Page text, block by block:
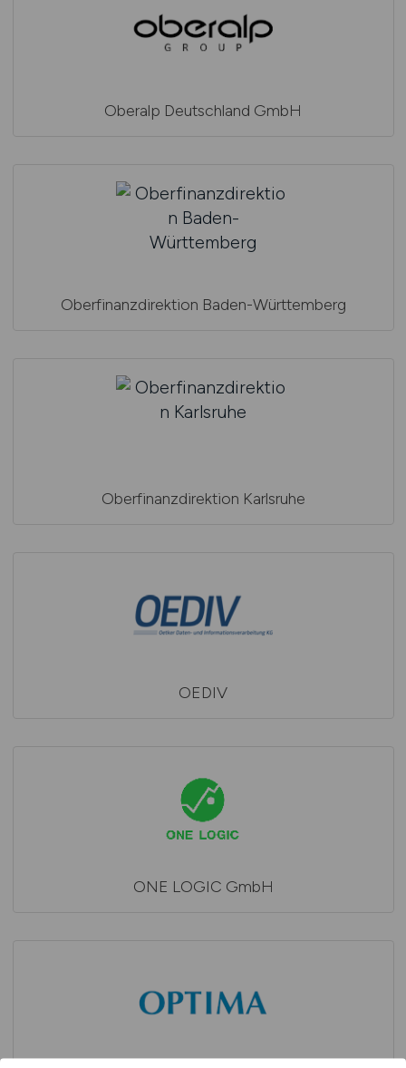
Oberalp Deutschland GmbH
Oberfinanzdirektion Baden-Württemberg
Oberfinanzdirektion Karlsruhe
OEDIV
ONE LOGIC GmbH